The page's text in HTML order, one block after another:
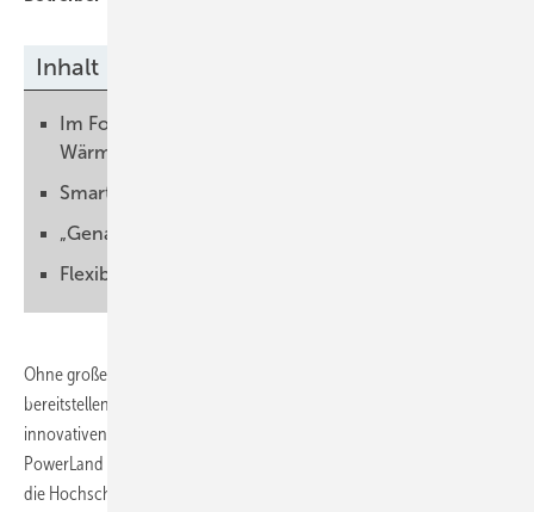
Inhalt
Im Fokus stehen Residuallast und zuverlässige
Wärmeversorgung einer Siedlung
Smarte Fütterung der Biogasanlage
„Genauigkeit des Systems gut“
Flexibilität ermöglicht höhere Stromerlöse
Ohne großen Gastank trotzdem flexibel Strom und Wärme
bereitstellen – das ist nach Ansicht von Wissenschaftlern mit einer
innovativen Steuerung einer Biogasanlage möglich. Im Projekt
PowerLand 4.2 entwickelten und testeten die Universität Hohenheim,
die Hochschule Reutlingen und die Novatech GmbH eine solche